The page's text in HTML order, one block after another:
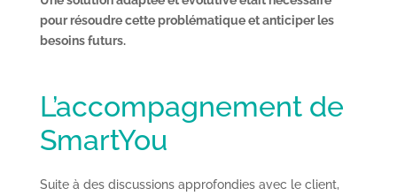
pour résoudre cette problématique et anticiper les
besoins futurs.
L’accompagnement de
SmartYou
Suite à des discussions approfondies avec le client,